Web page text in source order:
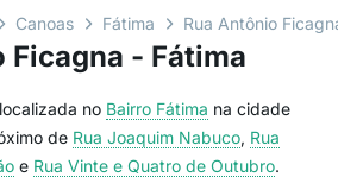
Canoas Fátima Rua Antônio
Ficagna - Fátima
no Bairro Fátima na cidade
de Rua Joaquim Nabuco, Rua
e Rua Vinte e Quatro de Outubro.